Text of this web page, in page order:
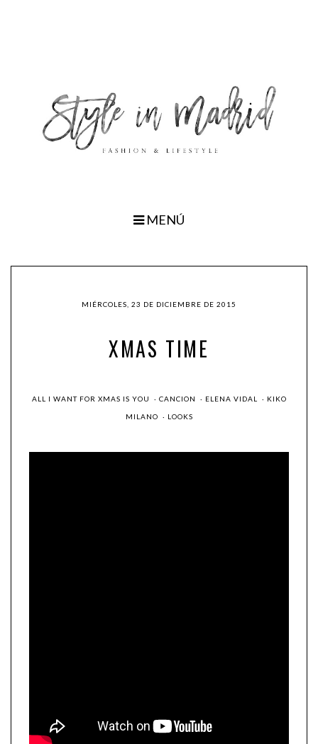
MENÚ
MIÉRCOLES, 23 DE DICIEMBRE DE 2015
XMAS TIME
ALL I WANT FOR XMAS IS YOU · CANCION · ELENA VIDAL · KIKO
MILANO · LOOKS